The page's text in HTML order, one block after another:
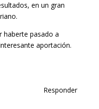
en un gran
haberte pasado a
aportación.
Responder